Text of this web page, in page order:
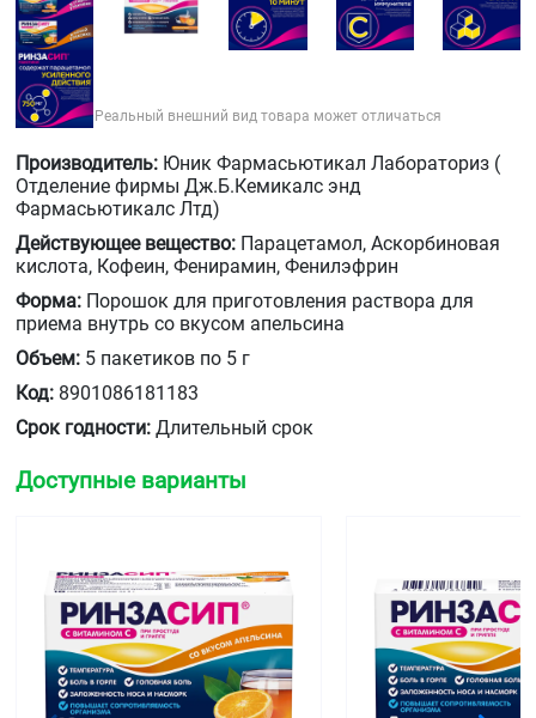
Реальный внешний вид товара может отличаться
Производитель: Юник Фармасьютикал Лабораториз (
Отделение фирмы Дж.Б.Кемикалс энд
Фармасьютикалс Лтд)
Действующее вещество: Парацетамол, Аскорбиновая
кислота, Кофеин, Фенирамин, Фенилэфрин
Форма: Порошок для приготовления раствора для
приема внутрь со вкусом апельсина
Объем: 5 пакетиков по 5 г
Код: 8901086181183
Срок годности: Длительный срок
Доступные варианты